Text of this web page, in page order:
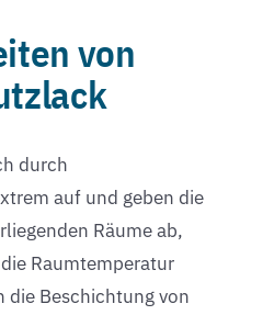
von
durch
auf und geben die
Räume ab,
Raumtemperatur
Beschichtung von